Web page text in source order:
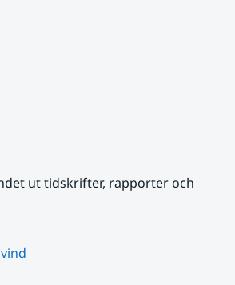
ut tidskrifter, rapporter och